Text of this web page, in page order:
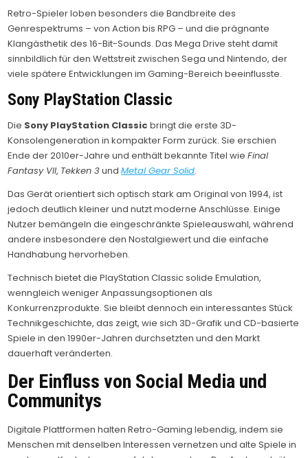
Retro-Spieler loben besonders die Bandbreite des
Genrespektrums – von Action bis RPG – und die prägnante
Klangästhetik des 16-Bit-Sounds. Das Mega Drive steht damit
sinnbildlich für den Wettstreit zwischen Sega und Nintendo, der
viele spätere Entwicklungen im Gaming-Bereich beeinflusste.
Sony PlayStation Classic
Die Sony PlayStation Classic bringt die erste 3D-
Konsolengeneration in kompakter Form zurück. Sie erschien
Ende der 2010er-Jahre und enthält bekannte Titel wieFinal
Fantasy VII, Tekken 3undMetal Gear Solid.
Das Gerät orientiert sich optisch stark am Original von 1994, ist
jedoch deutlich kleiner und nutzt moderne Anschlüsse. Einige
Nutzer bemängeln die eingeschränkte Spieleauswahl, während
andere insbesondere den Nostalgiewert und die einfache
Handhabung hervorheben.
Technisch bietet die PlayStation Classic solide Emulation,
wenngleich weniger Anpassungsoptionen als
Konkurrenzprodukte. Sie bleibt dennoch ein interessantes Stück
Technikgeschichte, das zeigt, wie sich 3D-Grafik und CD-basierte
Spiele in den 1990er-Jahren durchsetzten und den Markt
dauerhaft veränderten.
Der Einfluss von Social Media und
Communitys
Digitale Plattformen halten Retro-Gaming lebendig, indem sie
Menschen mit denselben Interessen vernetzen und alte Spiele in